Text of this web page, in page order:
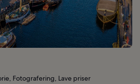
Fotografering, Lave priser